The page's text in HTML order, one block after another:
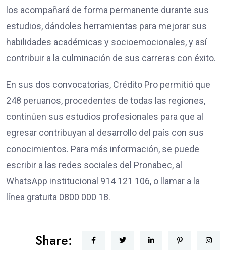
los acompañará de forma permanente durante sus
estudios, dándoles herramientas para mejorar sus
habilidades académicas y socioemocionales, y así
contribuir a la culminación de sus carreras con éxito.
En sus dos convocatorias, Crédito Pro permitió que
248 peruanos, procedentes de todas las regiones,
continúen sus estudios profesionales para que al
egresar contribuyan al desarrollo del país con sus
conocimientos. Para más información, se puede
escribir a las redes sociales del Pronabec, al
WhatsApp institucional 914 121 106, o llamar a la
línea gratuita 0800 000 18.
Share: